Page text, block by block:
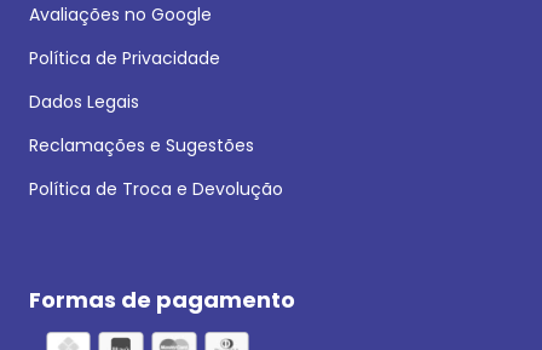
Avaliações no Google
Política de Privacidade
Dados Legais
Reclamações e Sugestões
Política de Troca e Devolução
Formas de pagamento